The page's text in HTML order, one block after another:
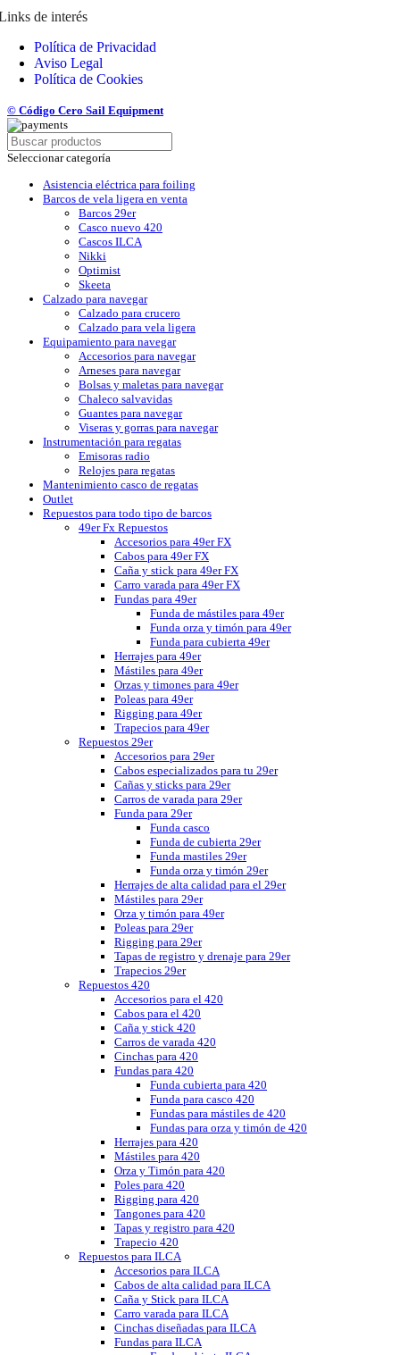
de interés
Política de Privacidad
Aviso Legal
Política de Cookies
© Código Cero Sail Equipment
Seleccionar categoría
Asistencia eléctrica para foiling
Barcos de vela ligera en venta
Barcos 29er
Casco nuevo 420
Cascos ILCA
Nikki
Optimist
Skeeta
Calzado para navegar
Calzado para crucero
Calzado para vela ligera
Equipamiento para navegar
Accesorios para navegar
Arneses para navegar
Bolsas y maletas para navegar
Chaleco salvavidas
Guantes para navegar
Viseras y gorras para navegar
Instrumentación para regatas
Emisoras radio
Relojes para regatas
Mantenimiento casco de regatas
Outlet
Repuestos para todo tipo de barcos
49er Fx Repuestos
Accesorios para 49er FX
Cabos para 49er FX
Caña y stick para 49er FX
Carro varada para 49er FX
Fundas para 49er
Funda de mástiles para 49er
Funda orza y timón para 49er
Funda para cubierta 49er
Herrajes para 49er
Mástiles para 49er
Orzas y timones para 49er
Poleas para 49er
Rigging para 49er
Trapecios para 49er
Repuestos 29er
Accesorios para 29er
Cabos especializados para tu 29er
Cañas y sticks para 29er
Carros de varada para 29er
Funda para 29er
Funda casco
Funda de cubierta 29er
Funda mastiles 29er
Funda orza y timón 29er
Herrajes de alta calidad para el 29er
Mástiles para 29er
Orza y timón para 49er
Poleas para 29er
Rigging para 29er
Tapas de registro y drenaje para 29er
Trapecios 29er
Repuestos 420
Accesorios para el 420
Cabos para el 420
Caña y stick 420
Carros de varada 420
Cinchas para 420
Fundas para 420
Funda cubierta para 420
Funda para casco 420
Fundas para mástiles de 420
Fundas para orza y timón de 420
Herrajes para 420
Mástiles para 420
Orza y Timón para 420
Poles para 420
Rigging para 420
Tangones para 420
Tapas y registro para 420
Trapecio 420
Repuestos para ILCA
Accesorios para ILCA
Cabos de alta calidad para ILCA
Caña y Stick para ILCA
Carro varada para ILCA
Cinchas diseñadas para ILCA
Fundas para ILCA